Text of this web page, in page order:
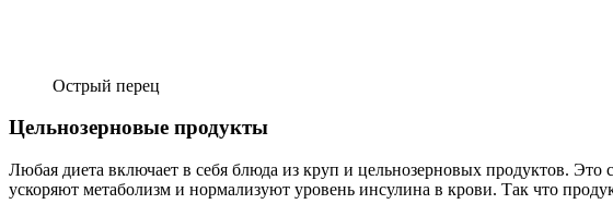
Острый перец
Цельнозерновые продукты
Любая диета включает в себя блюда из круп и цельнозерновых продуктов.
ускоряют метаболизм и нормализуют уровень инсулина в крови. Так что